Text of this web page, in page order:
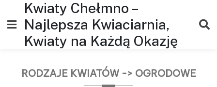
content
Kwiaty Chełmno –
Najlepsza Kwiaciarnia,
Kwiaty na Każdą Okazję
RODZAJE KWIATÓW -> OGRODOWE